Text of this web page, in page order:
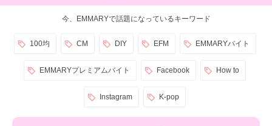
今、EMMARYで話題になっているキーワード
100均 CM DIY EFM EMMARYバイト
EMMARYプレミアムバイト Facebook How to
Instagram K-pop